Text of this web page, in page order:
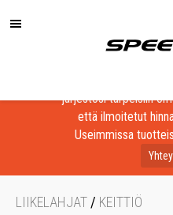
Löydä laadukkaat
järjestösi tarpeisiin
että ilmoitetut
Useimmissa
LIIKELAHJAT / KEITTIÖ